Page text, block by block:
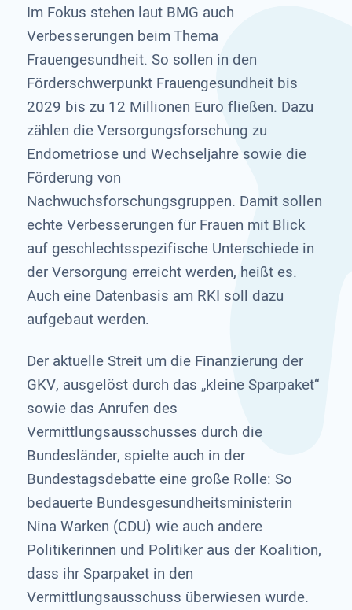
Im Fokus stehen laut BMG auch
Verbesserungen beim Thema
Frauengesundheit. So sollen in den
Förderschwerpunkt Frauengesundheit bis
2029 bis zu 12 Millionen Euro fließen. Dazu
zählen die Versorgungsforschung zu
Endometriose und Wechseljahre sowie die
Förderung von
Nachwuchsforschungsgruppen. Damit sollen
echte Verbesserungen für Frauen mit Blick
auf geschlechtsspezifische Unterschiede in
der Versorgung erreicht werden, heißt es.
Auch eine Datenbasis am RKI soll dazu
aufgebaut werden.
Der aktuelle Streit um die Finanzierung der
GKV, ausgelöst durch das „kleine Sparpaket“
sowie das Anrufen des
Vermittlungsausschusses durch die
Bundesländer, spielte auch in der
Bundestagsdebatte eine große Rolle: So
bedauerte Bundesgesundheitsministerin
Nina Warken (CDU) wie auch andere
Politikerinnen und Politiker aus der Koalition,
dass ihr Sparpaket in den
Vermittlungsausschuss überwiesen wurde.